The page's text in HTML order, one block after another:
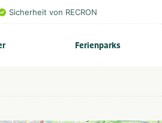
Sicherheit von RECRON
Ferienparks